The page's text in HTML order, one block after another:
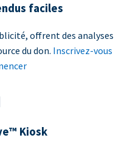
faciles
offrent des analyses
du don. Inscrivez-vous
Kiosk